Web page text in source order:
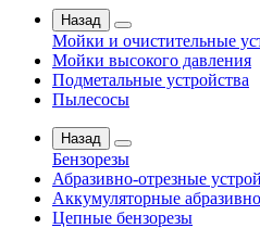
Назад
Мойки и очистительные
Мойки высокого давления
Подметальные устройства
Пылесосы
Назад
Бензорезы
Абразивно-отрезные
Аккумуляторные
Цепные бензорезы